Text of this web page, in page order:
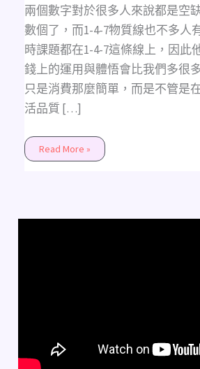
兩個數字對於很多人來說都是空
數個了，而1-4-7物質線也不多人
時課題都在1-4-7這條線上，因此
錢上的運用與體悟會比我們多很
只是消費那麼簡單，而是不管是
活品質 […]
Read More »